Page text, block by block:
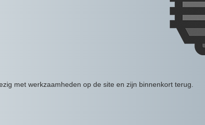
met werkzaamheden op de site en zijn binnenkort terug.